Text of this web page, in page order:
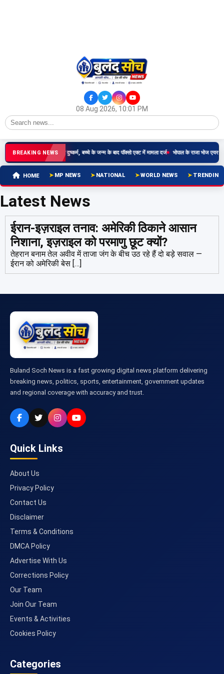
08 Aug 2026, 10:01 PM
BREAKING NEWS
किशोरी से रिश्तेदार ने किया दुष्कर्म, बच्चे के जन्म के बाद पॉक्सो एक्ट में मामला दर्ज भोपाल के राजा भोज
HOME MP NEWS NATIONAL WORLD NEWS TRENDING
Latest News
ईरान-इज़राइल तनाव: अमेरिकी ठिकाने आसान
निशाना, इज़राइल को परमाणु छूट क्यों?
तेहरान बनाम तेल अवीव में ताजा जंग के बीच उठ रहे हैं दो बड़े सवाल —
ईरान को अमेरिकी बेस […]
Buland Soch News is a fast growing digital news platform delivering
breaking news, politics, sports, entertainment, government updates
and regional coverage with accuracy and trust.
Quick Links
About Us
Privacy Policy
Contact Us
Disclaimer
Terms & Conditions
DMCA Policy
Advertise With Us
Corrections Policy
Our Team
Join Our Team
Events & Activities
Cookies Policy
Categories